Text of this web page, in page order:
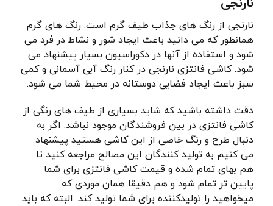
نارنجی
نارنجی از رنگ های جذاب طیف گرم است. رنگ های گرم
همانطور که می دانید باعث ایجاد شور و نشاط در فرد می
شود و استفاده از آنها در دکوراسیون بسیار پیشنهاد می
شود. کاشی فانتزی نارنجی در کنار رنگ آبی آسمانی و کمی
سبز باعث ایجاد فضایی دوستانه در محیط شما می شود.
دقت داشته باشید که شاید بسیاری از طیف های رنگی از
کاشی فانتزی در بین فروشندگان موجود نباشد. اگر به
دنبال طرح و رنگ خاصی از این کاشی هستید پیشنهاد
می کنیم به تولید کنندگان این مصالح مراجعه کنید تا
هم بهای تمام شده و قیمت کاشی فانتزی برای شما
پایین تر تمام شود و هم دقیقا همان موردی که
میخواهید را تولیدکننده برای شما تولید کند. البته که باید